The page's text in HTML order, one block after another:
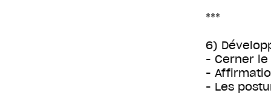
***
6)
- Cerner
-
- Les